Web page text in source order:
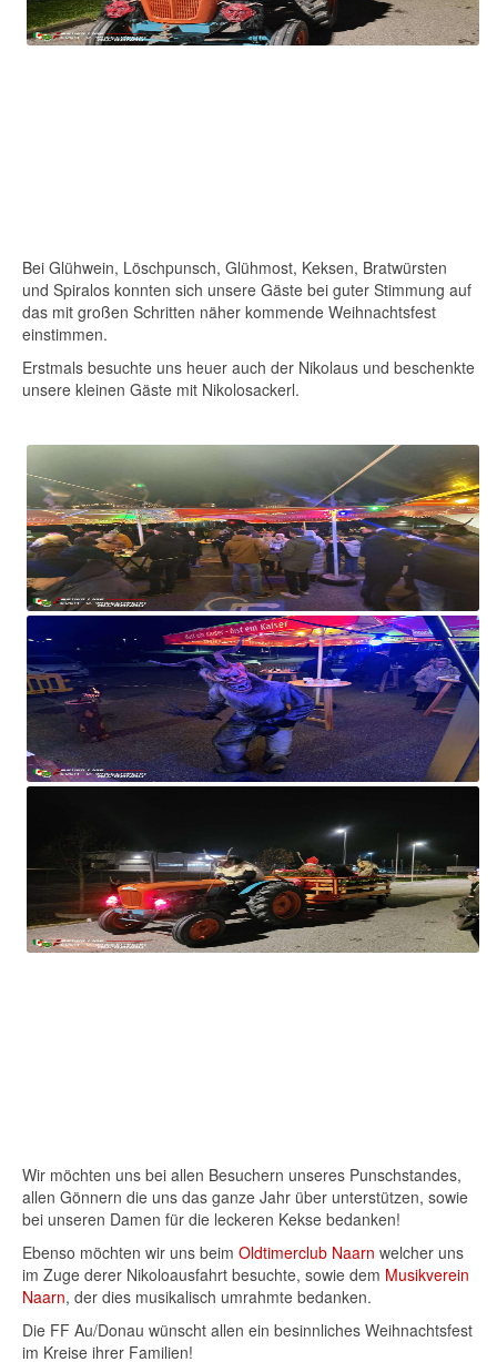
Bei Glühwein, Löschpunsch, Glühmost, Keksen, Bratwürsten
und Spiralos konnten sich unsere Gäste bei guter Stimmung auf
das mit großen Schritten näher kommende Weihnachtsfest
einstimmen.
Erstmals besuchte uns heuer auch der Nikolaus und beschenkte
unsere kleinen Gäste mit Nikolosackerl.
Wir möchten uns bei allen Besuchern unseres Punschstandes,
allen Gönnern die uns das ganze Jahr über unterstützen, sowie
bei unseren Damen für die leckeren Kekse bedanken!
Ebenso möchten wir uns beim Oldtimerclub Naarn welcher uns
im Zuge derer Nikoloausfahrt besuchte, sowie dem Musikverein
Naarn, der dies musikalisch umrahmte bedanken.
Die FF Au/Donau wünscht allen ein besinnliches Weihnachtsfest
im Kreise ihrer Familien!